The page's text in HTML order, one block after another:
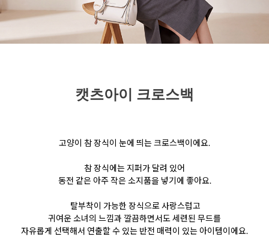
캣츠아이 크로스백
고양이 참 장식이 눈에 띄는 크로스백이에요.
참 장식에는 지퍼가 달려 있어
동전 같은 아주 작은 소지품을 넣기에 좋아요.
탈부착이 가능한 장식으로 사랑스럽고
귀여운 소녀의 느낌과 깔끔하면서도 세련된 무드를
자유롭게 선택해서 연출할 수 있는 반전 매력이 있는 아이템이에요.